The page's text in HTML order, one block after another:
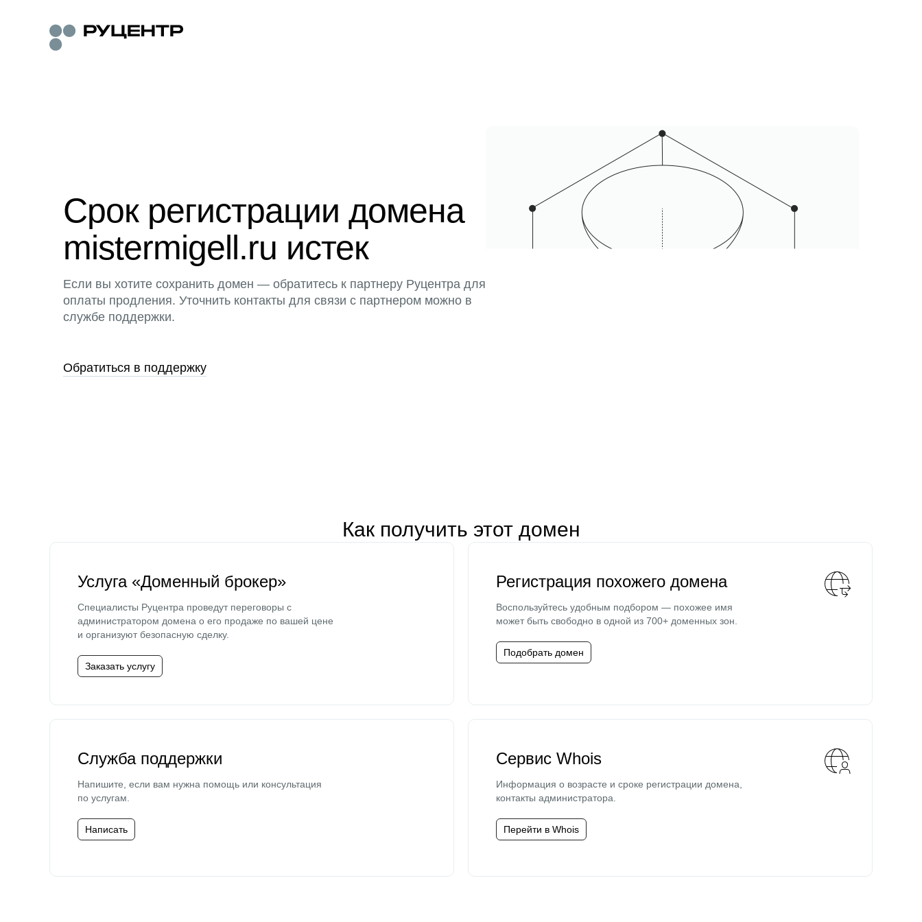
Срок регистрации домена
mistermigell.ru истек
Если вы хотите сохранить домен — обратитесь к партнеру Руцентра для
оплаты продления. Уточнить контакты для связи с партнером можно в
службе поддержки.
Обратиться в поддержку
Как получить этот домен
Услуга «Доменный брокер»
Специалисты Руцентра проведут переговоры с
администратором домена о его продаже по вашей цене
и организуют безопасную сделку.
Заказать услугу
Регистрация похожего домена
Воспользуйтесь удобным подбором — похожее имя
может быть свободно в одной из 700+ доменных зон.
Подобрать домен
Служба поддержки
Напишите, если вам нужна помощь или консультация
по услугам.
Написать
Сервис Whois
Информация о возрасте и сроке регистрации домена,
контакты администратора.
Перейти в Whois